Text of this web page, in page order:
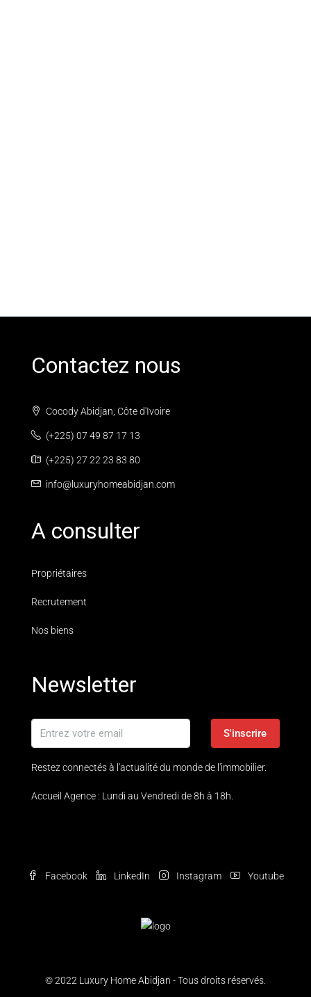
Contactez nous
Cocody Abidjan, Côte d'Ivoire
(+225) 07 49 87 17 13
(+225) 27 22 23 83 80
info@luxuryhomeabidjan.com
A consulter
Propriétaires
Recrutement
Nos biens
Newsletter
S'inscrire
Restez connectés à l'actualité du monde de l'immobilier.
Accueil Agence : Lundi au Vendredi de 8h à 18h.
Facebook LinkedIn Instagram Youtube
© 2022 Luxury Home Abidjan - Tous droits réservés.